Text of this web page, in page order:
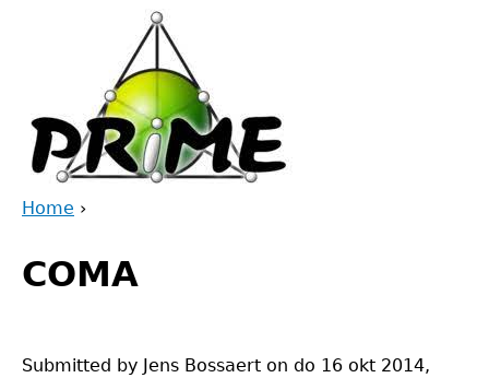
are
Home ›
to
top
COMA
Submitted by Jens Bossaert on do 16 okt 2014,